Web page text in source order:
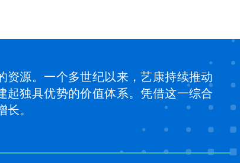
源。一个多世纪以来，艺康持续推动
独具优势的价值体系。凭借这一综合
。